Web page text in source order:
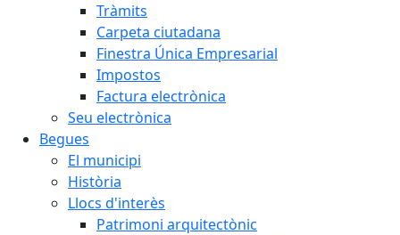
Tràmits
Carpeta ciutadana
Finestra Única Empresarial
Impostos
Factura electrònica
Seu electrònica
Begues
El municipi
Història
Llocs d'interès
Patrimoni arquitectònic